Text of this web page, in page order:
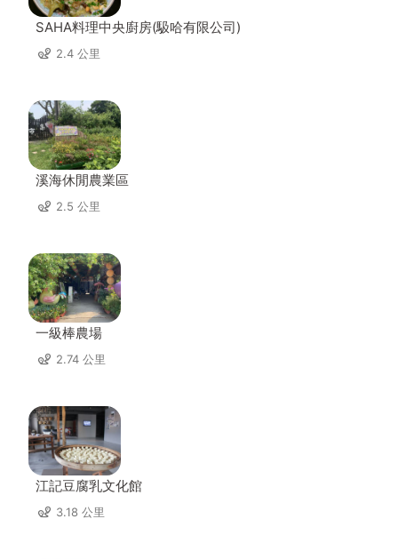
SAHA料理中央廚房(馺哈有限公司)
2.4 公里
溪海休閒農業區
2.5 公里
一級棒農場
2.74 公里
江記豆腐乳文化館
3.18 公里